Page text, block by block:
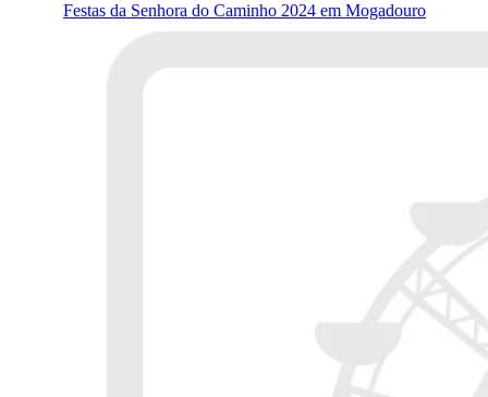
Festas da Senhora do Caminho 2024 em Mogadouro